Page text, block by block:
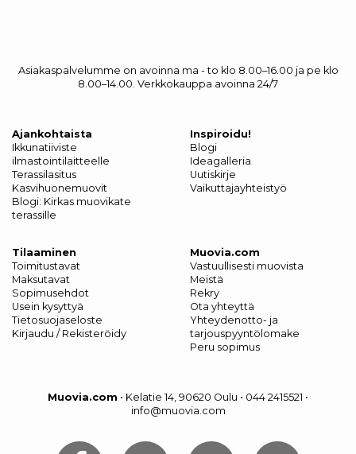
Asiakaspalvelumme on avoinna ma - to klo 8.00–16.00 ja pe klo
8.00–14.00. Verkkokauppa avoinna 24/7
Ajankohtaista
Ikkunatiiviste
ilmastointilaitteelle
Terassilasitus
Kasvihuonemuovit
Blogi: Kirkas muovikate
terassille
Inspiroidu!
Blogi
Ideagalleria
Uutiskirje
Vaikuttajayhteistyö
Tilaaminen
Toimitustavat
Maksutavat
Sopimusehdot
Usein kysyttyä
Tietosuojaseloste
Kirjaudu / Rekisteröidy
Muovia.com
Vastuullisesti muovista
Meistä
Rekry
Ota yhteyttä
Yhteydenotto- ja
tarjouspyyntölomake
Peru sopimus
Muovia.com • Kelatie 14, 90620 Oulu • 044 2415521 •
info@muovia.com